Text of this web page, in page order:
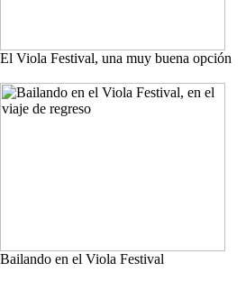
El Viola Festival, una muy buena opción
Bailando en el Viola Festival